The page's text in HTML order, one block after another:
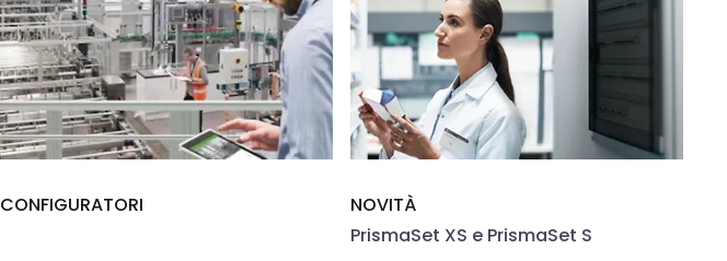
CONFIGURATORI
NOVITÀ
PrismaSet XS e PrismaSet S